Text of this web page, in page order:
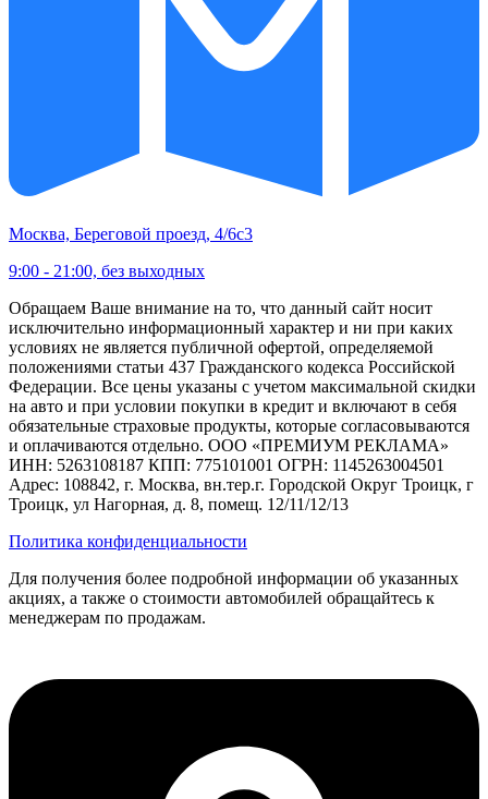
Москва, Береговой проезд, 4/6с3
9:00 - 21:00, без выходных
Обращаем Ваше внимание на то, что данный сайт носит
исключительно информационный характер и ни при каких
условиях не является публичной офертой, определяемой
положениями статьи 437 Гражданского кодекса Российской
Федерации. Все цены указаны с учетом максимальной скидки
на авто и при условии покупки в кредит и включают в себя
обязательные страховые продукты, которые согласовываются
и оплачиваются отдельно. ООО «ПРЕМИУМ РЕКЛАМА»
ИНН: 5263108187 КПП: 775101001 ОГРН: 1145263004501
Адрес: 108842, г. Москва, вн.тер.г. Городской Округ Троицк, г
Троицк, ул Нагорная, д. 8, помещ. 12/11/12/13
Политика конфиденциальности
Для получения более подробной информации об указанных
акциях, а также о стоимости автомобилей обращайтесь к
менеджерам по продажам.